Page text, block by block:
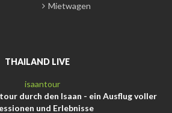
Mietwagen
THAILAND LIVE
durch den Isaan - ein Ausflug voller
und Erlebnisse